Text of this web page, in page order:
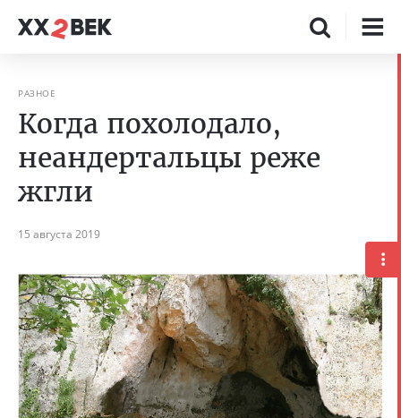
РАЗНОЕ
Когда похолодало,
неандертальцы реже
жгли
15 августа 2019